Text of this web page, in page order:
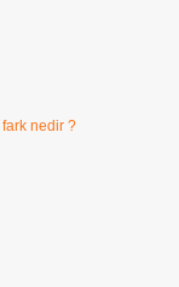
nedir ?